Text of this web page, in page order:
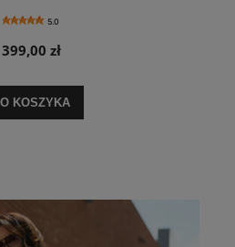
5.0
399,00 zł
KOSZYKA